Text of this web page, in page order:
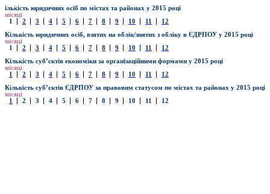
ількість юридичних осіб по містах та районах у 2015 році
місяці
1
2 3 4 5 6 7 8 9 10 11
12
Кількість юридичних осіб, взятих на облік/знятих з обліку в ЄДРПОУ у 2015 році
місяці
1
2 3 4 5 6 7 8 9 10 11
12
Кількість суб’єктів економіки за організаційними формами у 2015 році
місяці
1
2 3 4 5 6 7 8 9 10 11
12
Кількість суб’єктів ЄДРПОУ за правовим статусом по містах та районах у 201 5 році
місяці
1
2 3 4 5 6 7 8 9 10 11 12